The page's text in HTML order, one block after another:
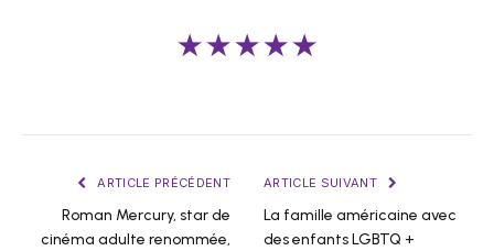
★★★★★
ARTICLE PRÉCÉDENT
Roman Mercury, star de
cinéma adulte renommée,
ARTICLE SUIVANT
La famille américaine avec
des enfants LGBTQ +